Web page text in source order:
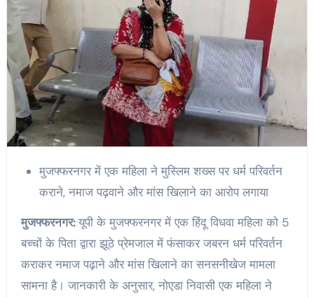
मुजफ्फरनगर में एक महिला ने मुस्लिम शख्स पर धर्म परिवर्तन
कराने, नमाज पढ़वाने और मांस खिलाने का आरोप लगाया
मुजफ्फरनगर:यूपी के मुजफ्फरनगर में एक हिंदू विधवा महिला को 5
बच्चों के पिता द्वारा झूठे प्रेमजाल में फंसाकर जबरन धर्म परिवर्तन
कराकर नमाज पढ़ाने और मांस खिलाने का सनसनीखेज मामला
सामना है। जानकारी के अनुसार, नोएडा निवासी एक महिला ने